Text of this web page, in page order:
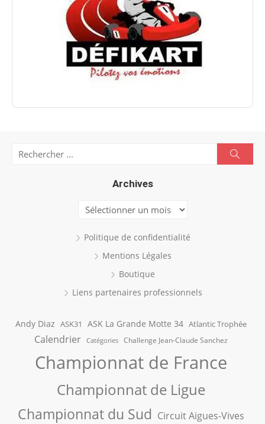
Archives
Archives
Politique de confidentialité
Mentions Légales
Boutique
Liens partenaires professionnels
Andy Diaz ASK31 ASK La Grande Motte 34 Atlantic Trophée
Calendrier Catégories Challenge Jean-Claude Sanchez
Championnat de France
Championnat de Ligue
Championnat du Sud Circuit Aigues-Vives